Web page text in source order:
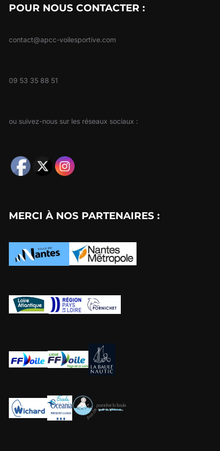
POUR NOUS CONTACTER :
contact@apcc-voilesportive.com
09 53 35 88 51
ou suivez-nous sur les réseaux sociaux :
MERCI À NOS PARTENAIRES :